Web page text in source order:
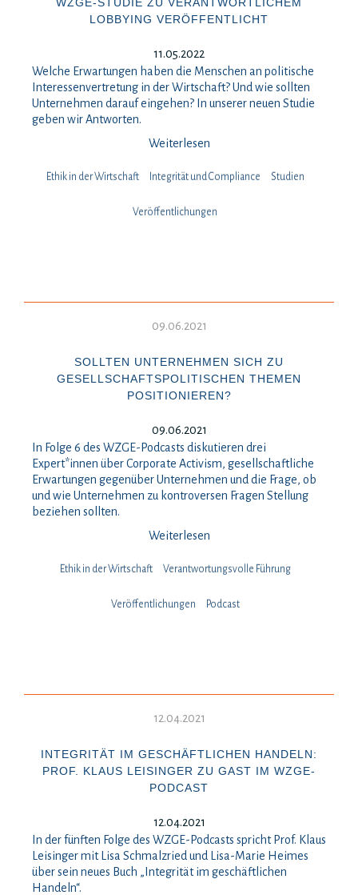
LOBBYING VERÖFFENTLICHT
11.05.2022
Welche Erwartungen haben die Menschen an politische
Interessenvertretung in der Wirtschaft? Und wie sollten
Unternehmen darauf eingehen? In unserer neuen Studie
geben wir Antworten.
Weiterlesen
Ethik in der Wirtschaft Integrität und Compliance Studien
Veröffentlichungen
09.06.2021
SOLLTEN UNTERNEHMEN SICH ZU
GESELLSCHAFTSPOLITISCHEN THEMEN
POSITIONIEREN?
09.06.2021
In Folge 6 des WZGE-Podcasts diskutieren drei
Expert*innen über Corporate Activism, gesellschaftliche
Erwartungen gegenüber Unternehmen und die Frage, ob
und wie Unternehmen zu kontroversen Fragen Stellung
beziehen sollten.
Weiterlesen
Ethik in der Wirtschaft Verantwortungsvolle Führung
Veröffentlichungen Podcast
12.04.2021
INTEGRITÄT IM GESCHÄFTLICHEN HANDELN:
PROF. KLAUS LEISINGER ZU GAST IM WZGE-
PODCAST
12.04.2021
In der fünften Folge des WZGE-Podcasts spricht Prof. Klaus
Leisinger mit Lisa Schmalzried und Lisa-Marie Heimes
über sein neues Buch „Integrität im geschäftlichen
Handeln“.